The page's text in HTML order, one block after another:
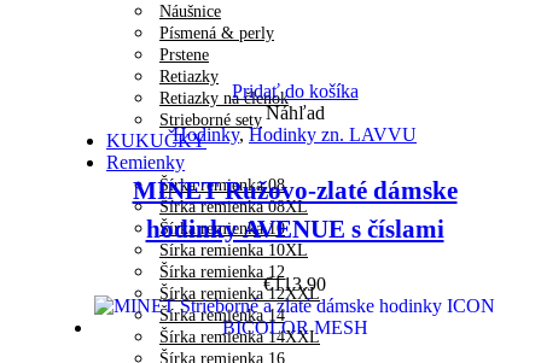
Náušnice
Písmená & perly
Prstene
Retiazky
Retiazky na členok
Strieborné sety
KUKUČKY
Remienky
Šírka remienka 08
Šírka remienka 08XL
Šírka remienka 10
Šírka remienka 10XL
Šírka remienka 12
Šírka remienka 12XXL
Šírka remienka 14
Šírka remienka 14XXL
Šírka remienka 16
Pridať do košíka
Náhľad
Hodinky,Hodinky zn. LAVVU
MINET Ružovo-zlaté dámske
hodinky AVENUE s číslami
€113.90